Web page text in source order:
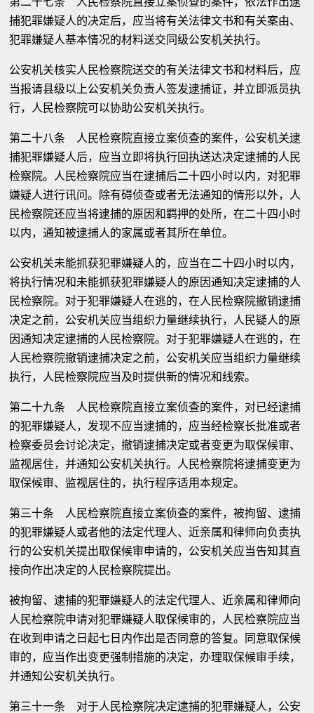
捕犯罪嫌疑人的决定后，应当将有关法律文书和有关案由、
犯罪嫌疑人基本情况的材料送交同级公安机关执行。
公安机关核实人民检察院送交的有关法律文书和材料后，应
当报请县级以上公安机关负责人签发逮捕证，并立即派员执
行，人民检察院可以协助公安机关执行。
第二十八条 人民检察院直接立案侦查的案件，公安机关逮
捕犯罪嫌疑人后，应当立即将执行回执送达决定逮捕的人民
检察院。人民检察院应当在逮捕后二十四小时以内，对犯罪
嫌疑人进行讯问。除有碍侦查或者无法通知的情形以外，人
民检察院还应当将逮捕的原因和羁押的处所，在二十四小时
以内，通知被逮捕人的家属或者其所在单位。
公安机关未能抓获犯罪嫌疑人的，应当在二十四小时以内，
将执行情况和未能抓获犯罪嫌疑人的原因通知决定逮捕的人
民检察院。对于犯罪嫌疑人在逃的，在人民检察院撤销逮捕
决定之前，公安机关应当组织力量继续执行，人民疑人的原
因通知决定逮捕的人民检察院。对于犯罪嫌疑人在逃的，在
人民检察院撤销逮捕决定之前，公安机关应当组织力量继续
执行，人民检察院应当及时提供新的情况和线索。
第二十九条 人民检察院直接立案侦查的案件，对已经逮捕
的犯罪嫌疑人，发现不应当逮捕的，应当经检察长批准或者
检察委员会讨论决定，撤销逮捕决定或者变更为取保候审、
监视居住，并通知公安机关执行。人民检察院将逮捕变更为
取保候审、监视居住的，执行程序适用本规定。
第三十条 人民检察院直接立案侦查的案件，被拘留、逮捕
的犯罪嫌疑人或者他的法定代理人、近亲属和律师向负责执
行的公安机关提出取保候审申请的，公安机关应当告知其直
接向作出决定的人民检察院提出。
被拘留、逮捕的犯罪嫌疑人的法定代理人、近亲属和律师向
人民检察院申请对犯罪嫌疑人取保候审的，人民检察院应当
在收到申请之日起七日内作出是否同意的答复。同意取保候
审的，应当作出变更强制措施的决定，办理取保候审手续，
并通知公安机关执行。
第三十一条 对于人民检察院决定逮捕的犯罪嫌疑人，公安